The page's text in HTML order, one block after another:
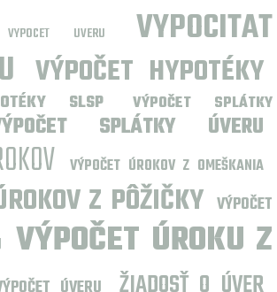
VYPOCET UVERU
VYPOCITAT
VÝPOČET HYPOTÉKY
SLSP
VÝPOČET SPLÁTKY
SPLÁTKY ÚVERU
VÝPOČET ÚROKOV Z OMEŠKANIA
Z PÔŽIČKY VÝPOČET
VÝPOČET ÚROKU Z